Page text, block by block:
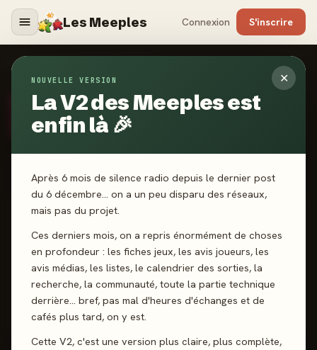
Les Meeples Connexion S'inscrire
✕
NOUVELLE VERSION
La V2 des Meeples est
enfin là 🎉
Après 6 mois de silence radio depuis le dernier post
du 6 décembre… on a un peu disparu des réseaux,
mais pas du projet.
Ces derniers mois, on a repris énormément de choses
en profondeur : les fiches jeux, les avis joueurs, les
avis médias, les listes, le calendrier des sorties, la
recherche, la communauté, toute la partie technique
derrière… bref, pas mal d'heures d'échanges et de
cafés plus tard, on y est.
Cette V2, c'est une version plus claire, plus complète,
ILLUSTRATEURS
MB
ILLUSTRATEUR· DEPUIS 2025
Marlies Barends
-
Pas encore noté · 1 jeux notés
1 positifs 0 neutres